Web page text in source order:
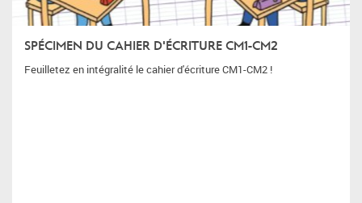
SPÉCIMEN DU CAHIER D'ÉCRITURE CM1-CM2
Feuilletez en intégralité le cahier d'écriture CM1-CM2 !